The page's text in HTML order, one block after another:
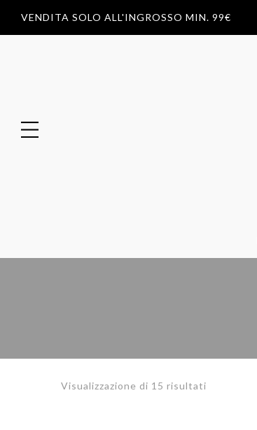
VENDITA SOLO ALL'INGROSSO MIN. 99€
Visualizzazione di 15 risultati